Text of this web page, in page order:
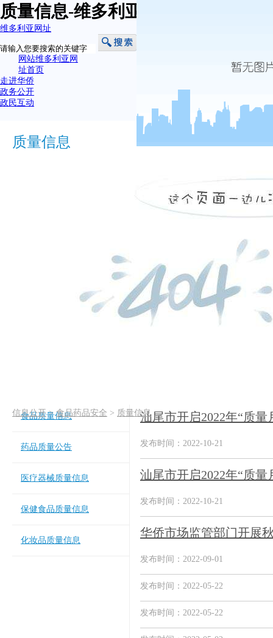
质量信息-维多利亚网址
维多利亚网址
网站维多利亚网
址首页
走进华侨
政务公开
政民互动
质量信息
信息公开>食品药品安全 > 质量信息
食品质量信息
药品质量公告
医疗器械质量信息
保健食品质量信息
化妆品质量信息
汕尾市开启2022年“质量
发布时间：2022-10-21
汕尾市开启2022年“质量
发布时间：2022-10-21
华侨市场监管部门开展
发布时间：2022-09-01
发布时间：2022-05-22
发布时间：2022-05-22